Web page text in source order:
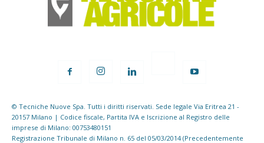
© Tecniche Nuove Spa. Tutti i diritti riservati. Sede legale Via Eritrea 21 -
20157 Milano | Codice fiscale, Partita IVA e Iscrizione al Registro delle
imprese di Milano: 00753480151
Registrazione Tribunale di Milano n. 65 del 05/03/2014 (Precedentemente